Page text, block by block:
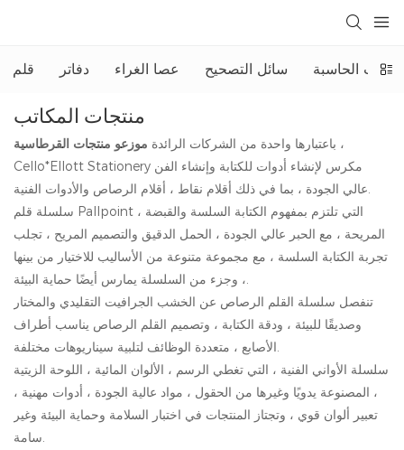
قلم دفاتر عصا الغراء سائل التصحيح الآلات الحاسبة
منتجات المكاتب
باعتبارها واحدة من الشركات الرائدة ،
Cello*Ellott Stationery مكرس لإنشاء أدوات للكتابة وإنشاء الفن
عالي الجودة ، بما في ذلك أقلام نقاط ، أقلام الرصاص والأدوات الفنية.
سلسلة قلم Pallpoint ، التي تلتزم بمفهوم الكتابة السلسة والقبضة
المريحة ، مع الحبر عالي الجودة ، الحمل الدقيق والتصميم المريح ، تجلب
تجربة الكتابة السلسة ، مع مجموعة متنوعة من الأساليب للاختيار من بينها
، وجزء من السلسلة يمارس أيضًا حماية البيئة.
تنفصل سلسلة القلم الرصاص عن الخشب الجرافيت التقليدي والمختار
وصديقًا للبيئة ، ودقة الكتابة ، وتصميم القلم الرصاص يناسب أطراف
الأصابع ، متعددة الوظائف لتلبية سيناريوهات مختلفة.
سلسلة الأواني الفنية ، التي تغطي الرسم ، الألوان المائية ، اللوحة الزيتية
، المصنوعة يدويًا وغيرها من الحقول ، مواد عالية الجودة ، أدوات مهنية ،
تعبير ألوان قوي ، وتجتاز المنتجات في اختبار السلامة وحماية البيئة وغير
سامة.